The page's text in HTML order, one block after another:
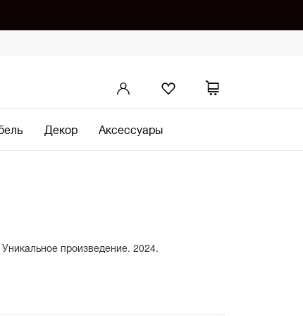
Декор Аксессуары
произведение. 2024.